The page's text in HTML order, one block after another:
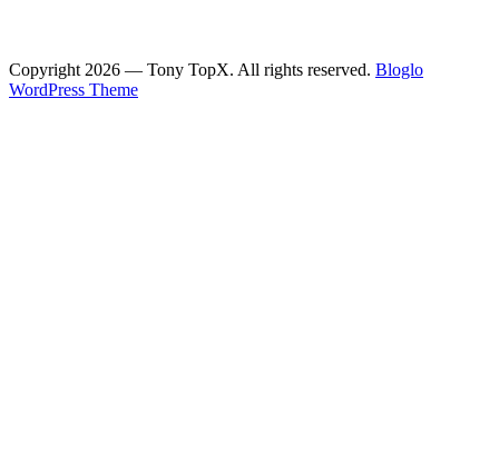
Copyright 2026 — Tony TopX. All rights reserved. Bloglo
WordPress Theme